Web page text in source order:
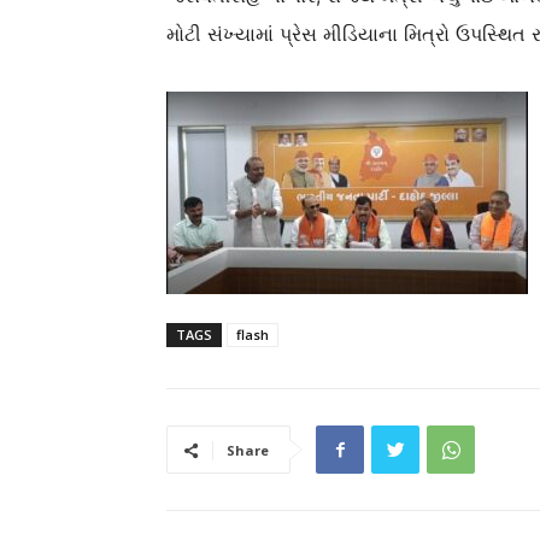
મોટી સંખ્યામાં પ્રેસ મીડિયાના મિત્રો ઉપસ્થિત
TAGS flash
Share